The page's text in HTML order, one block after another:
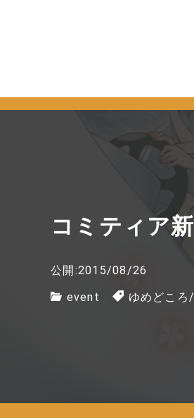
コミティア
公開:2015/08/26
event ゆめどころ/